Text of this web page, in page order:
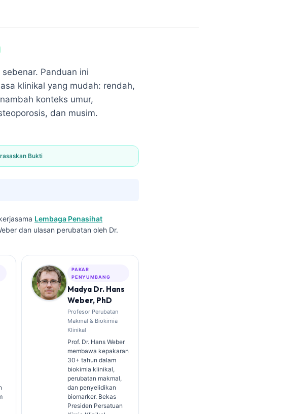
Panduan ini
klinikal yang mudah: rendah,
konteks umur,
dan musim.
Bukti
Lembaga Penasihat
dan ulasan perubatan oleh Dr.
PAKAR
PENYUMBANG
Madya Dr. Hans
Weber, PhD
Profesor Perubatan
Makmal & Biokimia
Klinikal
Prof. Dr. Hans Weber
membawa kepakaran
30+ tahun dalam
biokimia klinikal,
perubatan makmal,
dan penyelidikan
biomarker. Bekas
Presiden Persatuan